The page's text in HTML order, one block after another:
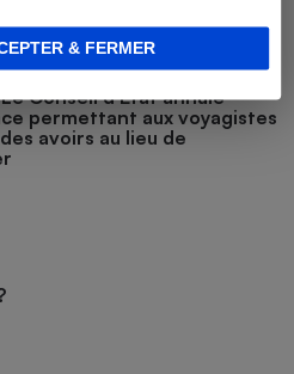
& FERMER
Conseil d’État annule
permettant aux voyagistes
avoirs au lieu de